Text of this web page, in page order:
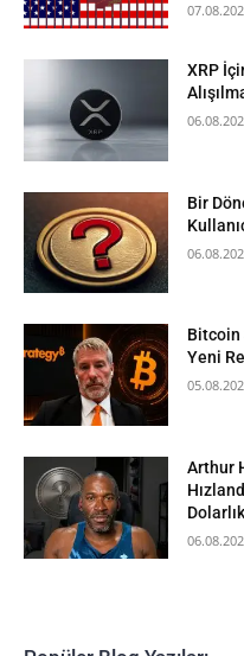
XRP
Bir
Bitcoin
Yeni
Arthur